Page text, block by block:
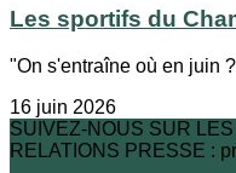
Les sportifs du
"On s'entraîne où en juin
16 juin 2026
SUIVEZ-NOUS SUR
RELATIONS PRESSE :